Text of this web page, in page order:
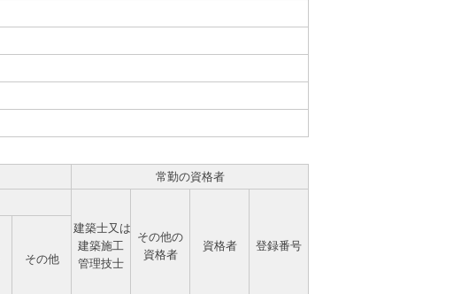
常勤の資格者
建築士又は
建築施工
管理技士
その他の
資格者
資格者 登録番号
その他